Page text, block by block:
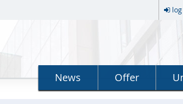
News Offer